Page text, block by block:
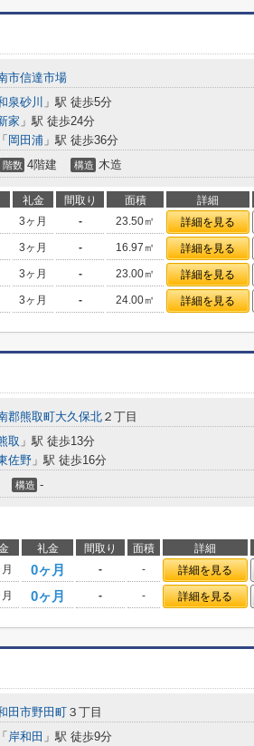
市信達市場
泉砂川 」駅 徒歩5分
家 」駅 徒歩24分
「 岡田浦 」駅 徒歩36分
階数 4階建 構造 木造
礼金 間取り 面積 詳細
3ヶ月 - 23.50㎡ 詳細を見る
3ヶ月 - 16.97㎡ 詳細を見る
3ヶ月 - 23.00㎡ 詳細を見る
3ヶ月 - 24.00㎡ 詳細を見る
郡熊取町大久保北 ２丁目
取 」駅 徒歩13分
佐野 」駅 徒歩16分
構造 -
礼金 間取り 面積 詳細
0ヶ月 - - 詳細を見る
0ヶ月 - - 詳細を見る
田市野田町 ３丁目
「 岸和田 」駅 徒歩9分